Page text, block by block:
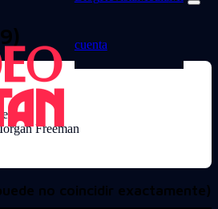
cuenta
Freeman
no coincidir exactamente)